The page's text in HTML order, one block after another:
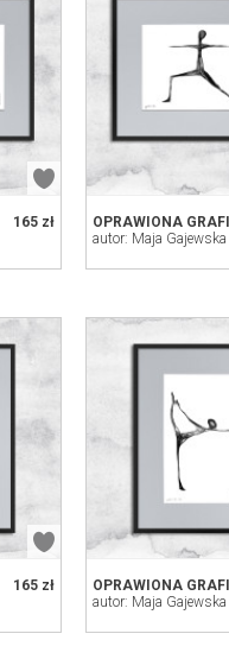
165 zł
autor: Maja Gajewska
165 zł
autor: Maja Gajewska